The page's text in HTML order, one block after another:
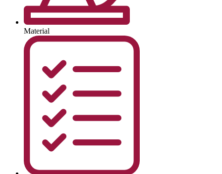
Material